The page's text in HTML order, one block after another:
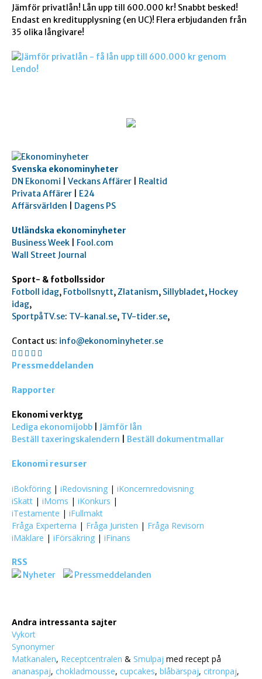
Jämför privatlån! Lån upp till 600.000 kr! Snabbt besked!
Endast en kreditupplysning (en UC)! Flera erbjudanden från
35 olika långivare!
Svenska ekonominyheter
DN Ekonomi
Veckans Affärer
Realtid
Privata Affärer
E24
Affärsvärlden
Dagens PS
Utländska ekonominyheter
Business Week
Fool.com
Wall Street Journal
Sport- & fotbollssidor
Fotboll idag, Fotbollsnytt,Zlatanism, Sillybladet, Hockey
idag,
SportpåTV.se: TV-kanal.se, TV-tider.se,
Contact us: info@ekonominyheter.se
Pressmeddelanden
Rapporter
Ekonomi verktyg
Lediga ekonomijobb
Jämför lån
Beställ taxeringskalendern
Beställ dokumentmallar
Ekonomi resurser
iBokföring | iRedovisning | iKoncernredovisning
iSkatt | iMoms | iKonkurs |
iTestamente | iFullmakt
Fråga Experterna | Fråga Juristen | Fråga Revisorn
iMäklare | iFörsäkring | iFinans
RSS
Nyheter
Pressmeddelanden
Andra intressanta sajter
Vykort
Synonymer
Matkanalen, Receptcentralen & Smulpaj med recept på
ananaspaj, chokladmousse, cupcakes, blåbärspaj, citronpaj,